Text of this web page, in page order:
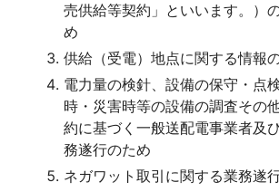
売供給等契約」といいます。）
め
供給（受電）地点に関する情報
電力量の検針、設備の保守・点
時・災害時等の設備の調査その
約に基づく一般送配電事業者及
務遂行のため
ネガワット取引に関する業務遂